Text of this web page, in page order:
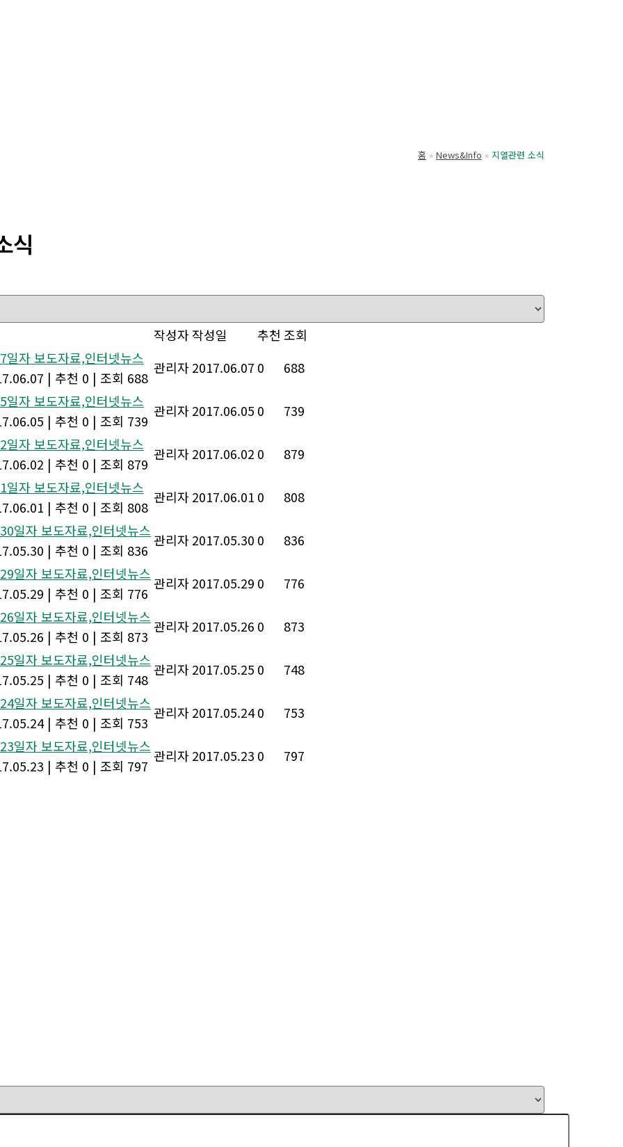
홈 News&Info 지열관련 소식
식
작성자작성일 추천 조회
일자 보도자료,인터넷뉴스
| 추천 0 | 조회 688
관리자2017.06.07 0
688
일자 보도자료,인터넷뉴스
| 추천 0 | 조회 739
관리자2017.06.05 0
739
일자 보도자료,인터넷뉴스
| 추천 0 | 조회 879
관리자2017.06.02 0
879
일자 보도자료,인터넷뉴스
| 추천 0 | 조회 808
관리자2017.06.01 0
808
일자 보도자료,인터넷뉴스
| 추천 0 | 조회 836
관리자2017.05.30 0
836
일자 보도자료,인터넷뉴스
| 추천 0 | 조회 776
관리자2017.05.29 0
776
일자 보도자료,인터넷뉴스
| 추천 0 | 조회 873
관리자2017.05.26 0
873
일자 보도자료,인터넷뉴스
| 추천 0 | 조회 748
관리자2017.05.25 0
748
일자 보도자료,인터넷뉴스
| 추천 0 | 조회 753
관리자2017.05.240
753
일자 보도자료,인터넷뉴스
| 추천 0 | 조회 797
관리자2017.05.23 0 797